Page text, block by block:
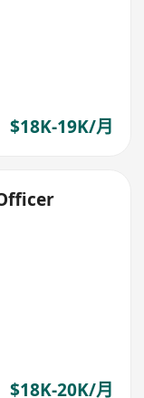
$18K-19K/月
$18K-20K/月